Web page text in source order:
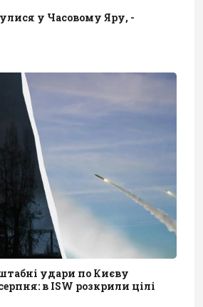
у Часовому Яру, -
удари по Києву
в ISW розкрили цілі